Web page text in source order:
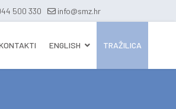
500 330 info@smz.hr
ENGLISH TRAŽILICA